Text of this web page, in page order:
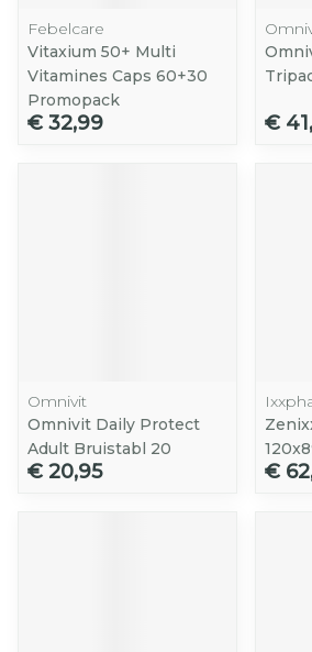
Febelcare
Vitaxium 50+ Multi
Vitamines Caps 60+30
Promopack
€ 32,99 €
Omnivit
Omnivit Daily Protect
Adult Bruistabl 20
€ 20,95 €